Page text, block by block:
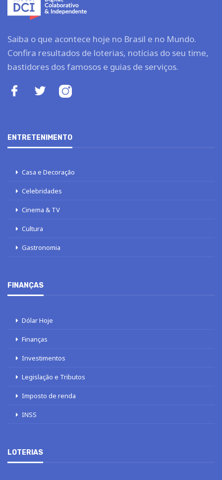
Saiba o que acontece hoje no Brasil e no Mundo.
Confira resultados de loterias, notícias do seu time,
bastidores dos famosos e guias de serviços.
ENTRETENIMENTO
Casa e Decoração
Celebridades
Cinema & TV
Cultura
Gastronomia
FINANÇAS
Dólar Hoje
Finanças
Investimentos
Legislação e Tributos
Imposto de renda
INSS
LOTERIAS